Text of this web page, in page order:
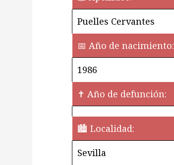
Puelles Cervantes
📅 Año de nacimiento:
1986
✝ Año de defunción:
🏙️ Localidad:
Sevilla